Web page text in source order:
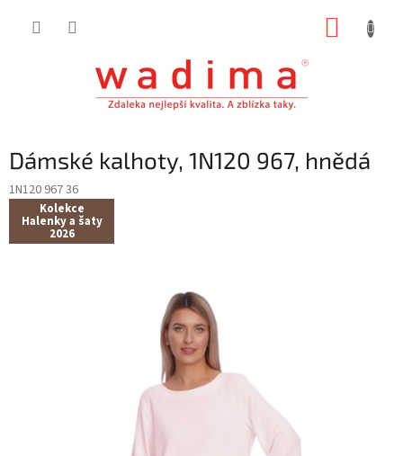
Dámské kalhoty, 1N120 967, hnědá
1N120 967 36
Kolekce
Halenky a šaty
2026